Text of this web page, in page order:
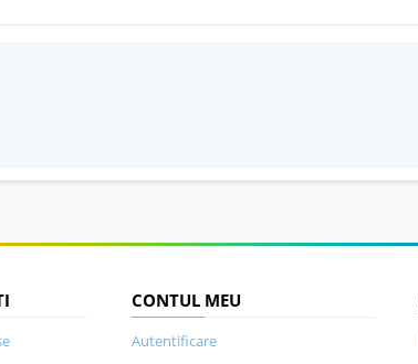
CONTUL MEU
Autentificare